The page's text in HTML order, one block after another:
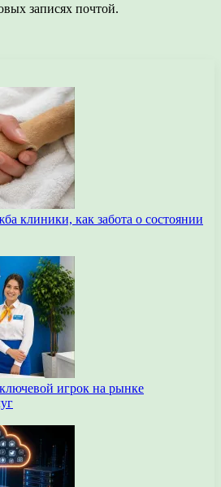
записях почтой.
клиники, как забота о состоянии
игрок на рынке